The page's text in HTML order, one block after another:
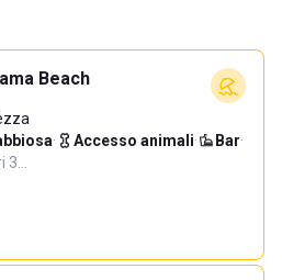
Beach
· Accesso animali· Bar·
3…